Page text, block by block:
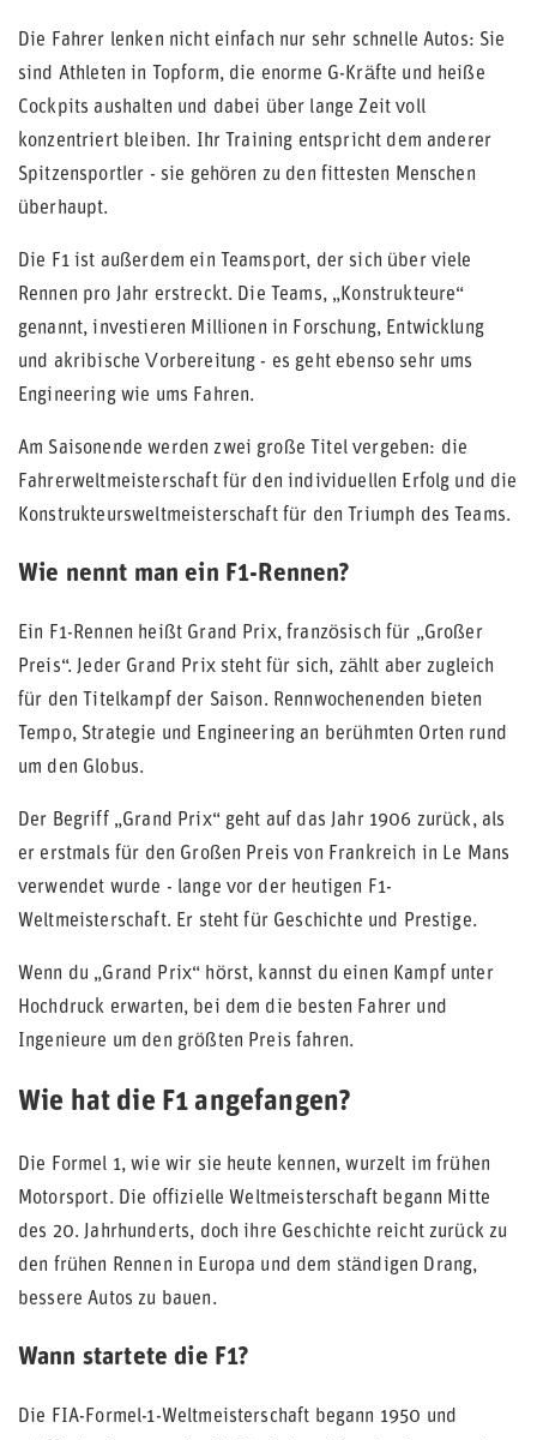
Die Fahrer lenken nicht einfach nur sehr schnelle Autos: Sie
sind Athleten in Topform, die enorme G-Kräfte und heiße
Cockpits aushalten und dabei über lange Zeit voll
konzentriert bleiben. Ihr Training entspricht dem anderer
Spitzensportler - sie gehören zu den fittesten Menschen
überhaupt.
Die F1 ist außerdem ein Teamsport, der sich über viele
Rennen pro Jahr erstreckt. Die Teams, „Konstrukteure“
genannt, investieren Millionen in Forschung, Entwicklung
und akribische Vorbereitung - es geht ebenso sehr ums
Engineering wie ums Fahren.
Am Saisonende werden zwei große Titel vergeben: die
Fahrerweltmeisterschaft für den individuellen Erfolg und die
Konstrukteursweltmeisterschaft für den Triumph des Teams.
Wie nennt man ein F1-Rennen?
Ein F1-Rennen heißt Grand Prix, französisch für „Großer
Preis“. Jeder Grand Prix steht für sich, zählt aber zugleich
für den Titelkampf der Saison. Rennwochenenden bieten
Tempo, Strategie und Engineering an berühmten Orten rund
um den Globus.
Der Begriff „Grand Prix“ geht auf das Jahr 1906 zurück, als
er erstmals für den Großen Preis von Frankreich in Le Mans
verwendet wurde - lange vor der heutigen F1-
Weltmeisterschaft. Er steht für Geschichte und Prestige.
Wenn du „Grand Prix“ hörst, kannst du einen Kampf unter
Hochdruck erwarten, bei dem die besten Fahrer und
Ingenieure um den größten Preis fahren.
Wie hat die F1 angefangen?
Die Formel 1, wie wir sie heute kennen, wurzelt im frühen
Motorsport. Die offizielle Weltmeisterschaft begann Mitte
des 20. Jahrhunderts, doch ihre Geschichte reicht zurück zu
den frühen Rennen in Europa und dem ständigen Drang,
bessere Autos zu bauen.
Wann startete die F1?
Die FIA-Formel-1-Weltmeisterschaft begann 1950 und